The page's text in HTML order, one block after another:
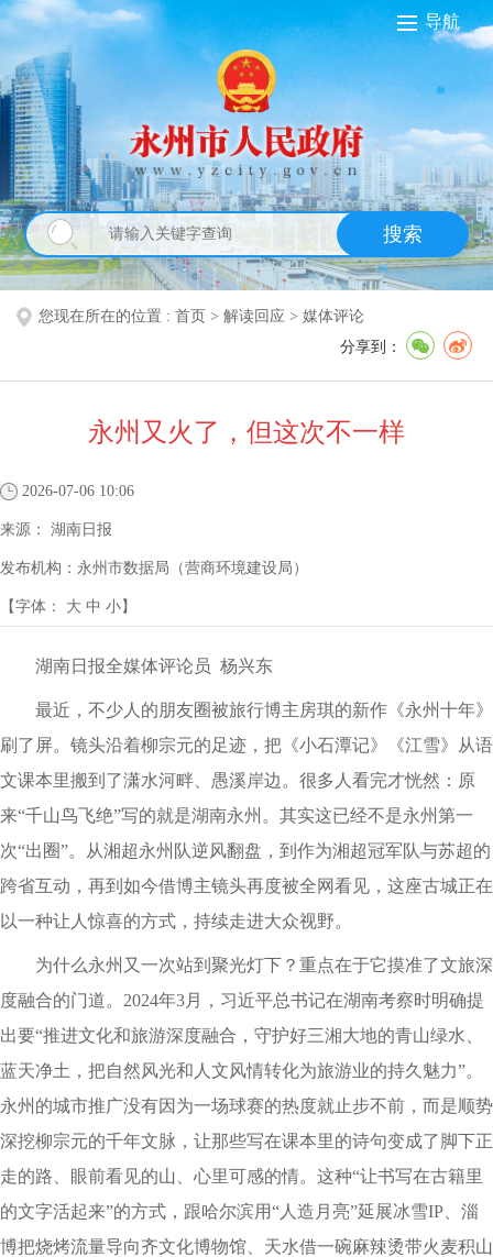
导航
搜索
您现在所在的位置 : 首页 > 解读回应 > 媒体评论
分享到：
永州又火了，但这次不一样
2026-07-06 10:06
来源： 湖南日报
发布机构： 永州市数据局（营商环境建设局）
【字体： 大 中 小】
湖南日报全媒体评论员 杨兴东
最近，不少人的朋友圈被旅行博主房琪的新作《永州十年》
刷了屏。镜头沿着柳宗元的足迹，把《小石潭记》《江雪》从语
文课本里搬到了潇水河畔、愚溪岸边。很多人看完才恍然：原
来“千山鸟飞绝”写的就是湖南永州。其实这已经不是永州第一
次“出圈”。从湘超永州队逆风翻盘，到作为湘超冠军队与苏超的
跨省互动，再到如今借博主镜头再度被全网看见，这座古城正在
以一种让人惊喜的方式，持续走进大众视野。
为什么永州又一次站到聚光灯下？重点在于它摸准了文旅深
度融合的门道。2024年3月，习近平总书记在湖南考察时明确提
出要“推进文化和旅游深度融合，守护好三湘大地的青山绿水、
蓝天净土，把自然风光和人文风情转化为旅游业的持久魅力”。
永州的城市推广没有因为一场球赛的热度就止步不前，而是顺势
深挖柳宗元的千年文脉，让那些写在课本里的诗句变成了脚下正
走的路、眼前看见的山、心里可感的情。这种“让书写在古籍里
的文字活起来”的方式，跟哈尔滨用“人造月亮”延展冰雪IP、淄
博把烧烤流量导向齐文化博物馆、天水借一碗麻辣烫带火麦积山